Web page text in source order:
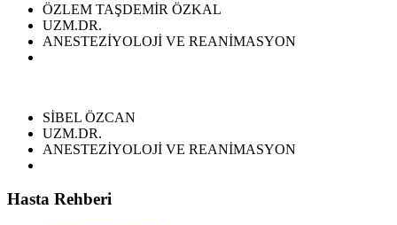
ÖZLEM TAŞDEMİR ÖZKAL
UZM.DR.
ANESTEZİYOLOJİ VE REANİMASYON
SİBEL ÖZCAN
UZM.DR.
ANESTEZİYOLOJİ VE REANİMASYON
Hasta Rehberi